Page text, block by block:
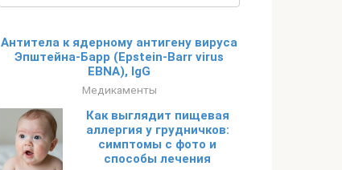
Антитела к ядерному антигену вируса
Эпштейна-Барр (Epstein-Barr virus
EBNA), IgG
Медикаменты
Как выглядит пищевая
аллергия у грудничков:
симптомы с фото и
способы лечения